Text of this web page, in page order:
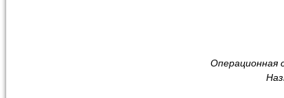
Операционная